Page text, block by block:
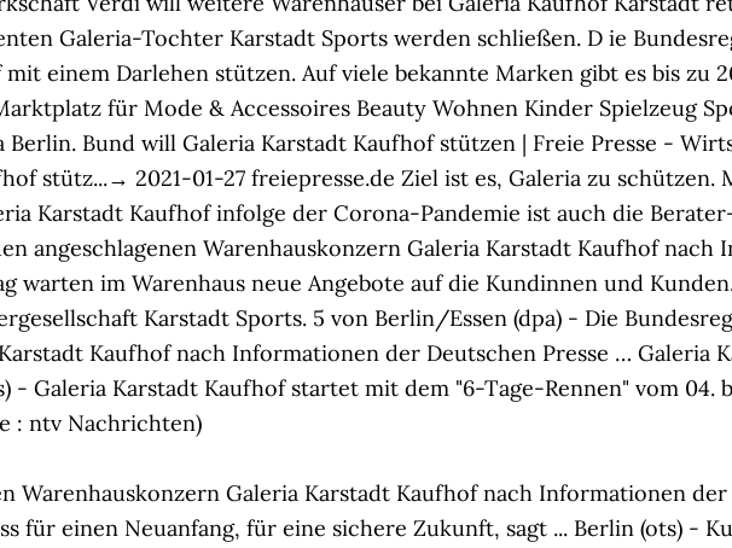
Galeria-Tochter Karstadt Sports werden schließen. D ie
einem Darlehen stützen. Auf viele bekannte Marken gibt es bis zu
für Mode & Accessoires Beauty Wohnen Kinder Spielzeug
Berlin. Bund will Galeria Karstadt Kaufhof stützen | Freie Presse -
stütz...→ 2021-01-27 freiepresse.de Ziel ist es, Galeria zu schützen.
Karstadt Kaufhof infolge der Corona-Pandemie ist auch die
angeschlagenen Warenhauskonzern Galeria Karstadt Kaufhof nach
warten im Warenhaus neue Angebote auf die Kundinnen und
Karstadt Sports. 5 von Berlin/Essen (dpa) - Die
Kaufhof nach Informationen der Deutschen Presse … Galeria
Galeria Karstadt Kaufhof startet mit dem "6-Tage-Rennen" vom 04.
: ntv Nachrichten)
Warenhauskonzern Galeria Karstadt Kaufhof nach Informationen
für einen Neuanfang, für eine sichere Zukunft, sagt ... Berlin (ots) -